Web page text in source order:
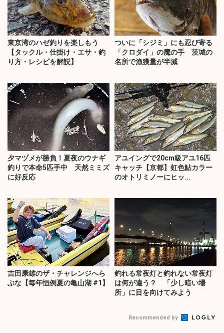
東京湾のハゼ釣りを楽しもう
【タックル・仕掛け・エサ・釣
り方・レシピを解説】
ついに「シジミ」にも忍び寄る
「クロダイ」の魔の手 茨城の
名所で漁獲量が半減
夕マヅメが勝負！夏夜のウナギ
釣りで本命5匹手中 天然ミミズ
に好反応
アユイングで20cm級アユ16匹
キャッチ【京都】虹色鮎カラー
のオトリミノーにヒッ...
吉田康雄のザ・チャレンジへら
ぶな【毎年恒例夏の亀山湖 #1】
釣れる常夜灯と釣れない常夜灯
は何が違う？ 「少し暗い場
所」に目を向けてみよう
Recommended by